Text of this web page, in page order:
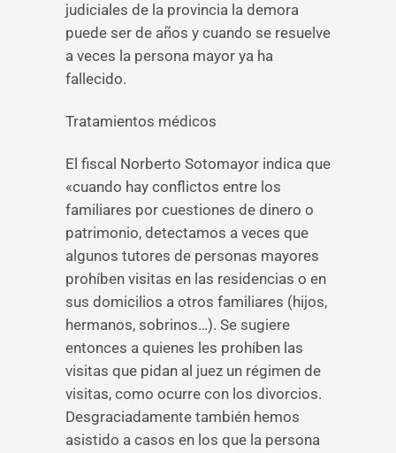
judiciales de la provincia la demora
puede ser de años y cuando se resuelve
a veces la persona mayor ya ha
fallecido.
Tratamientos médicos
El fiscal Norberto Sotomayor indica que
«cuando hay conflictos entre los
familiares por cuestiones de dinero o
patrimonio, detectamos a veces que
algunos tutores de personas mayores
prohíben visitas en las residencias o en
sus domicilios a otros familiares (hijos,
hermanos, sobrinos…). Se sugiere
entonces a quienes les prohíben las
visitas que pidan al juez un régimen de
visitas, como ocurre con los divorcios.
Desgraciadamente también hemos
asistido a casos en los que la persona